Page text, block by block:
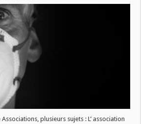
plusieurs sujets : L’ association